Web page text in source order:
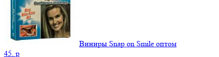
Виниры Snap on Smile оптом
45. p